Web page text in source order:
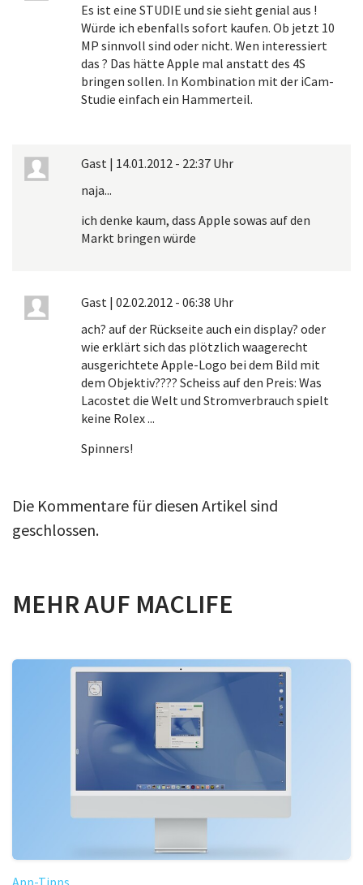
Es ist eine STUDIE und sie sieht genial aus !
Würde ich ebenfalls sofort kaufen. Ob jetzt 10
MP sinnvoll sind oder nicht. Wen interessiert
das ? Das hätte Apple mal anstatt des 4S
bringen sollen. In Kombination mit der iCam-
Studie einfach ein Hammerteil.
Gast | 14.01.2012 - 22:37 Uhr
naja...
ich denke kaum, dass Apple sowas auf den
Markt bringen würde
Gast | 02.02.2012 - 06:38 Uhr
ach? auf der Rückseite auch ein display? oder
wie erklärt sich das plötzlich waagerecht
ausgerichtete Apple-Logo bei dem Bild mit
dem Objektiv???? Scheiss auf den Preis: Was
Lacostet die Welt und Stromverbrauch spielt
keine Rolex ...
Spinners!
Die Kommentare für diesen Artikel sind
geschlossen.
MEHR AUF MACLIFE
App-Tipps